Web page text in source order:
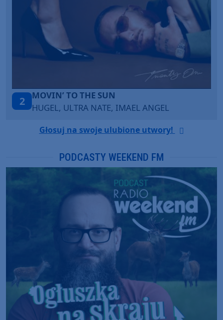
THE SUN
NATE, IMAEL ANGEL
Głosuj na swoje ulubione utwory!
PODCASTY WEEKEND FM